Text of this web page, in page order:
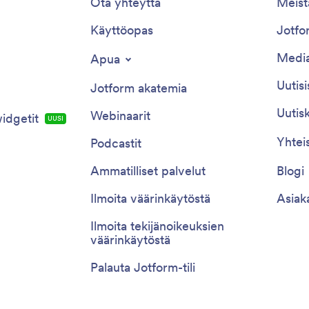
UUSI
Käyttöopas
Apua
Jotform akatemia
Webinaarit
Podcastit
Ammatilliset palvelut
Ilmoita väärinkäytöstä
Ilmoita tekijänoikeuksien
väärinkäytöstä
Palauta Jotform-tili
Blogi